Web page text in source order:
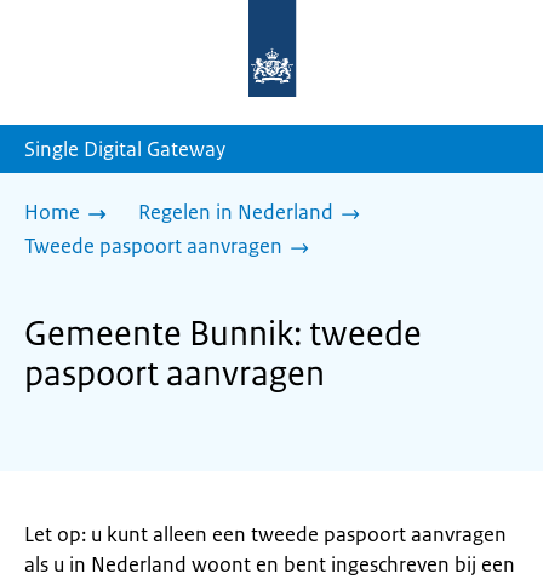
homepage
Single Digital Gateway
Home
Regelen in Nederland
Tweede paspoort aanvragen
Gemeente Bunnik: tweede
paspoort aanvragen
Let op: u kunt alleen een tweede paspoort aanvragen
als u in Nederland woont en bent ingeschreven bij een